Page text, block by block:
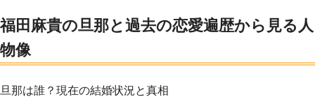
福田麻貴の旦那と過去の恋愛遍歴から見る人
物像
旦那は誰？現在の結婚状況と真相